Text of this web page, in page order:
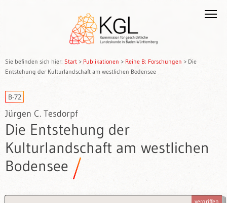
Sie befinden sich hier: Start > Publikationen > Reihe B: Forschungen > Die
Entstehung der Kulturlandschaft am westlichen Bodensee
B-72
Jürgen C. Tesdorpf
Die Entstehung der
Kulturlandschaft am westlichen
Bodensee
vergriffen